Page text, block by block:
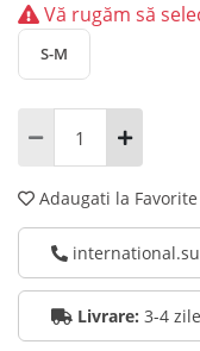
Vă rugăm să
S-M
Adaugati la Favorite
Livrare: 3-4